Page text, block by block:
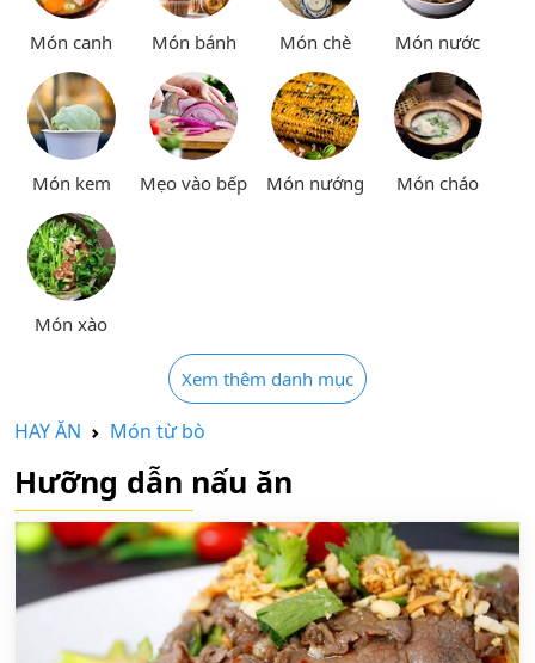
Món canh Món bánh Món chè Món nước
Món kem Mẹo vào bếp Món nướng Món cháo
Món xào
Xem thêm danh mục
HAY ĂN Món từ bò
Hưỡng dẫn nấu ăn